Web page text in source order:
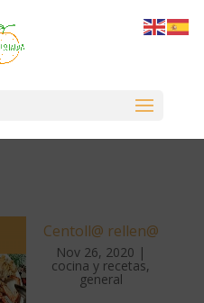
Centoll@ rellen@
Nov 26, 2020 |
cocina y recetas,
general